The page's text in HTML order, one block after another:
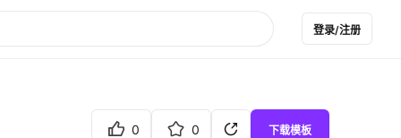
登录/注册
0 0 下载模板